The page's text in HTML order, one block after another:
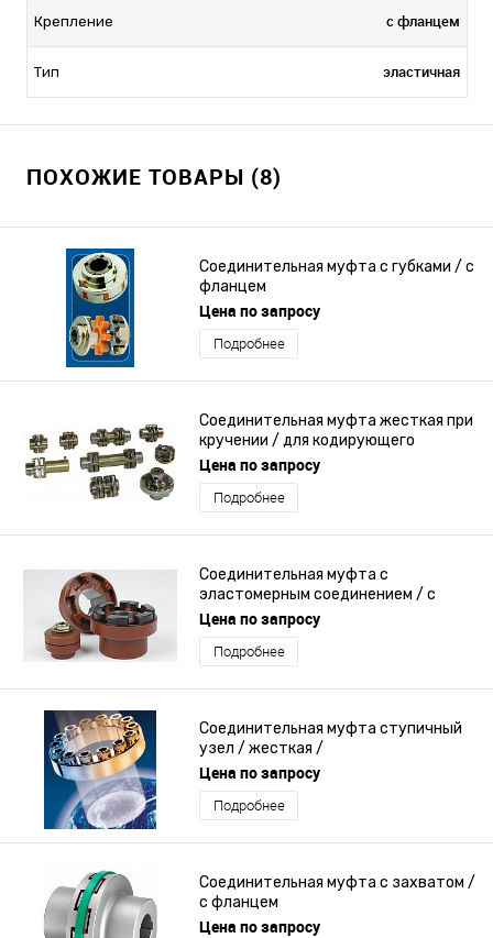
Крепление с фланцем
Тип эластичная
ПОХОЖИЕ ТОВАРЫ (8)
Соединительная муфта с губками / с
фланцем
Цена по запросу
Подробнее
Соединительная муфта жесткая при
кручении / для кодирующего
устройства / из нержавеющей
стали / без зазора
Цена по запросу
Подробнее
Соединительная муфта с
эластомерным соединением / с
фланцем
Цена по запросу
Подробнее
Соединительная муфта ступичный
узел / жесткая /
самоцентрирующаяся / с фланцем
Цена по запросу
Подробнее
Соединительная муфта с захватом /
с фланцем
Цена по запросу